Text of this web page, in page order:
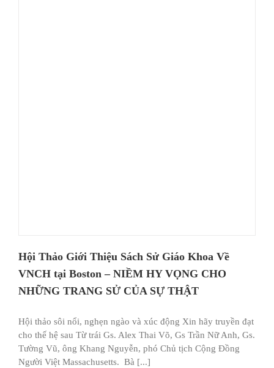
Hội Thảo Giới Thiệu Sách Sử Giáo Khoa Về
VNCH tại Boston – NIỀM HY VỌNG CHO
NHỮNG TRANG SỬ CỦA SỰ THẬT
Hội thảo sôi nổi, nghẹn ngào và xúc động Xin hãy truyền đạt
cho thế hệ sau Từ trái Gs. Alex Thai Võ, Gs Trần Nữ Anh, Gs.
Tường Vũ, ông Khang Nguyễn, phó Chủ tịch Cộng Đồng
Người Việt Massachusetts. Bà [...]